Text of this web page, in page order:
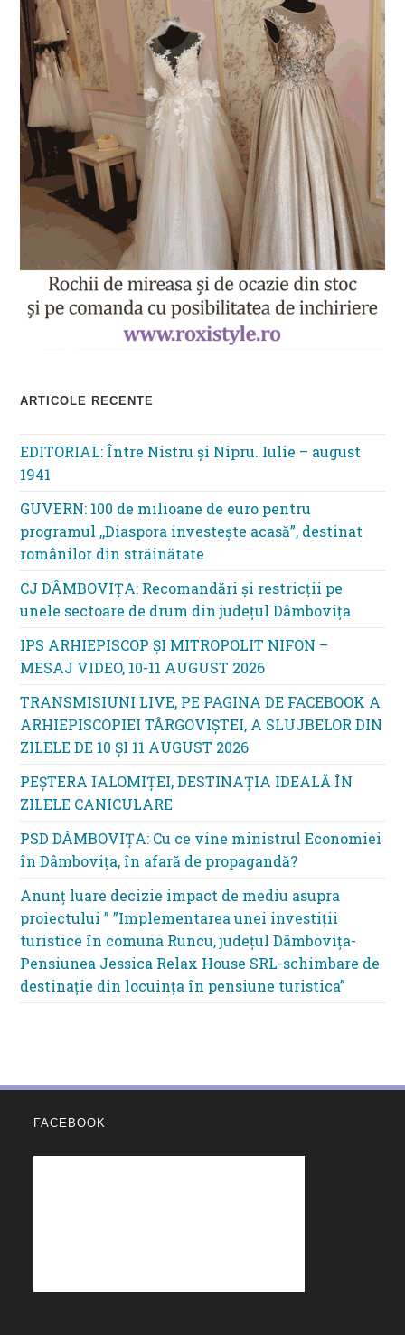
ARTICOLE RECENTE
EDITORIAL: Între Nistru şi Nipru. Iulie – august
1941
GUVERN: 100 de milioane de euro pentru
programul ,,Diaspora investește acasă”, destinat
românilor din străinătate
CJ DÂMBOVIȚA: Recomandări și restricții pe
unele sectoare de drum din județul Dâmbovița
IPS ARHIEPISCOP ȘI MITROPOLIT NIFON –
MESAJ VIDEO, 10-11 AUGUST 2026
TRANSMISIUNI LIVE, PE PAGINA DE FACEBOOK A
ARHIEPISCOPIEI TÂRGOVIȘTEI, A SLUJBELOR DIN
ZILELE DE 10 ȘI 11 AUGUST 2026
PEȘTERA IALOMIȚEI, DESTINAȚIA IDEALĂ ÎN
ZILELE CANICULARE
PSD DÂMBOVIȚA: Cu ce vine ministrul Economiei
în Dâmbovița, în afară de propagandă?
Anunț luare decizie impact de mediu asupra
proiectului ” ”Implementarea unei investiții
turistice în comuna Runcu, județul Dâmbovița-
Pensiunea Jessica Relax House SRL-schimbare de
destinație din locuința în pensiune turistica”
FACEBOOK